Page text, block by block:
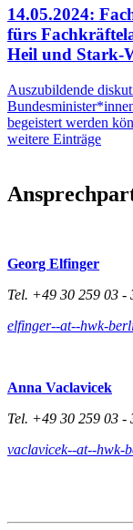
14.05.2024:
fürs
Heil und Stark-
Auszubildende
begeistert werden
weitere Einträge
Georg Elfinger
Tel. +49 30 259 03 -
elfinger--at--hwk-
Anna Vaclavicek
Tel. +49 30 259 03 -
vaclavicek--at--hwk-